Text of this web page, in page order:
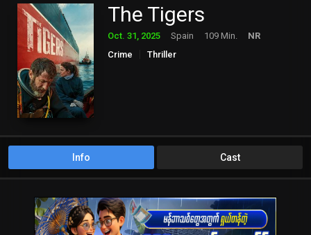
The Tigers
Oct. 31, 2025 Spain 109 Min.
NR
Crime
Thriller
Info Cast